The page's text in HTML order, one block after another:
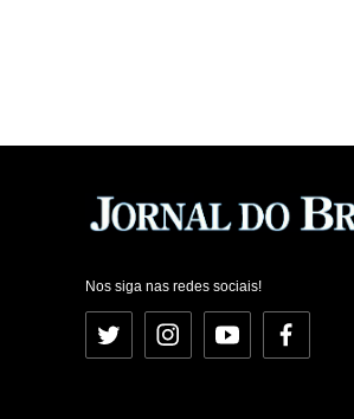
Nos siga nas redes sociais!
Twitter InstagramYouTubeFacebook